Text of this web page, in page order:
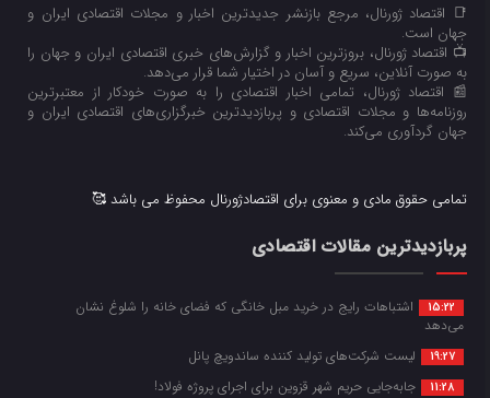
📑 اقتصاد ژورنال، مرجع بازنشر جدیدترین اخبار و مجلات اقتصادی ایران و
جهان است.
📺 اقتصاد ژورنال، بروزترین اخبار و گزارش‌های خبری اقتصادی ایران و جهان را
به صورت آنلاین، سریع و آسان در اختیار شما قرار می‌‌دهد.
📰 اقتصاد ژورنال، تمامی اخبار اقتصادی را به صورت خودکار از معتبرترین
روزنامه‌ها و مجلات اقتصادی و پربازدیدترین خبرگزاری‌های اقتصادی ایران و
جهان گردآوری می‌کند.
تمامی حقوق مادی و معنوی برای اقتصادژورنال محفوظ می باشد 🥰
پربازدیدترین مقالات اقتصادی
15:22
اشتباهات رایج در خرید مبل خانگی که فضای خانه را شلوغ نشان
می‌دهد
19:27 لیست شرکت‌های تولید کننده ساندویچ پانل
11:28 جابه‌جایی حریم شهر قزوین برای اجرای پروژه فولاد!